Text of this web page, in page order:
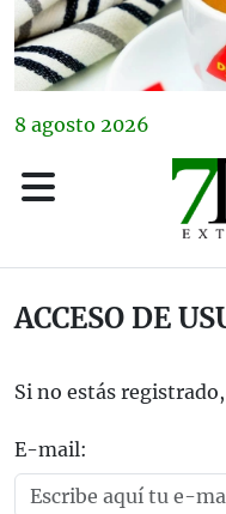
8 agosto 2026
ACCESO DE
Si no estás registrado,
E-mail: